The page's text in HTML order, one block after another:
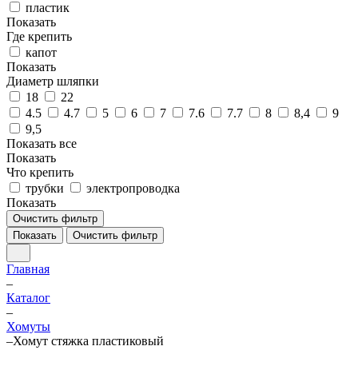
пластик
Показать
Где крепить
капот
Показать
Диаметр шляпки
18
22
4.5
4.7 5 6 7 7.6 7.7 8 8,4
9
9,5
Показать все
Показать
Что крепить
трубки
электропроводка
Показать
Очистить фильтр
Показать
Очистить фильтр
Главная
–
Каталог
–
Хомуты
–Хомут стяжка пластиковый